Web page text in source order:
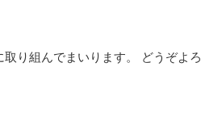
り組んでまいります。 どうぞよろ